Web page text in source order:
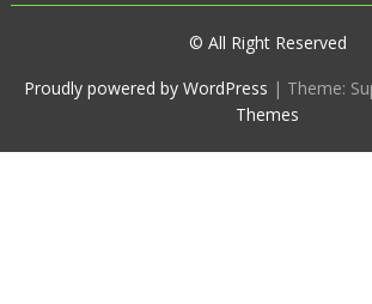
© All Right Reserved
Proudly powered by WordPress | Theme:
Themes